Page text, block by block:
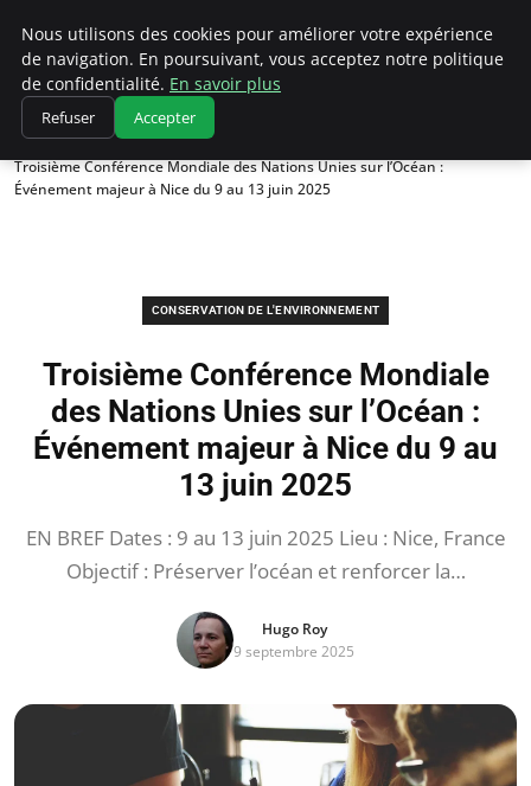
Climatedebtagents
Accueil
Conservation de l'environnement
Troisième Conférence Mondiale des Nations Unies sur l’Océan :
Événement majeur à Nice du 9 au 13 juin 2025
CONSERVATION DE L'ENVIRONNEMENT
Troisième Conférence Mondiale
des Nations Unies sur l’Océan :
Événement majeur à Nice du 9 au
13 juin 2025
EN BREF Dates : 9 au 13 juin 2025 Lieu : Nice, France
Objectif : Préserver l’océan et renforcer la…
Hugo Roy
9 septembre 2025
Nous utilisons des cookies pour améliorer votre expérience
de navigation. En poursuivant, vous acceptez notre politique
de confidentialité. En savoir plus
Refuser Accepter